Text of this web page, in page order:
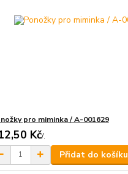
pro miminka / A-001629
Kč/.
Přidat do košíku